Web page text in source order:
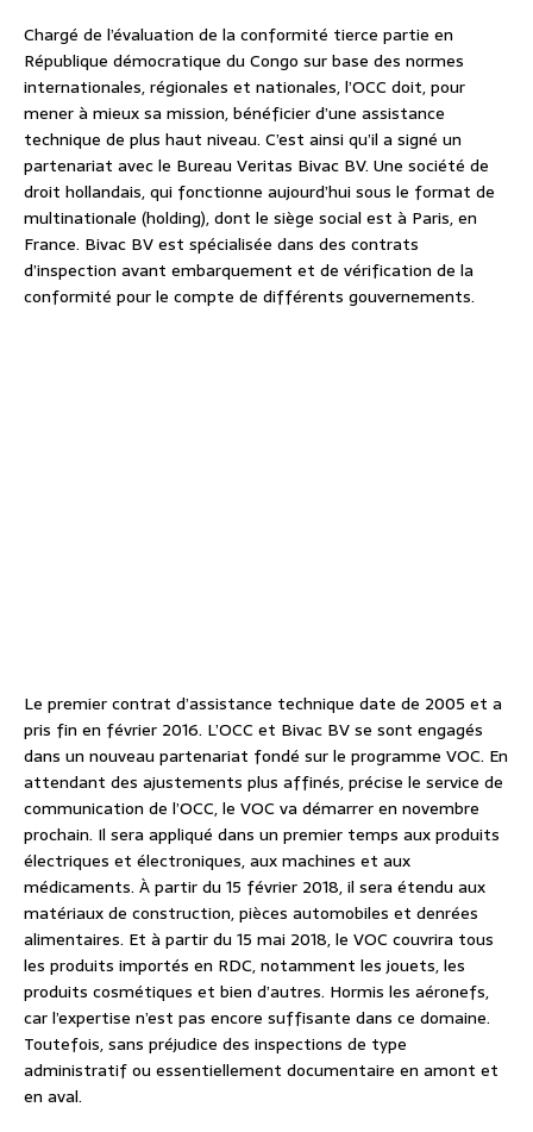
Chargé de l’évaluation de la conformité tierce partie en
République démocratique du Congo sur base des normes
internationales, régionales et nationales, l’OCC doit, pour
mener à mieux sa mission, bénéficier d’une assistance
technique de plus haut niveau. C’est ainsi qu’il a signé un
partenariat avec le Bureau Veritas Bivac BV. Une société de
droit hollandais, qui fonctionne aujourd’hui sous le format de
multinationale (holding), dont le siège social est à Paris, en
France. Bivac BV est spécialisée dans des contrats
d’inspection avant embarquement et de vérification de la
conformité pour le compte de différents gouvernements.
Le premier contrat d’assistance technique date de 2005 et a
pris fin en février 2016. L’OCC et Bivac BV se sont engagés
dans un nouveau partenariat fondé sur le programme VOC. En
attendant des ajustements plus affinés, précise le service de
communication de l’OCC, le VOC va démarrer en novembre
prochain. Il sera appliqué dans un premier temps aux produits
électriques et électroniques, aux machines et aux
médicaments. À partir du 15 février 2018, il sera étendu aux
matériaux de construction, pièces automobiles et denrées
alimentaires. Et à partir du 15 mai 2018, le VOC couvrira tous
les produits importés en RDC, notamment les jouets, les
produits cosmétiques et bien d’autres. Hormis les aéronefs,
car l’expertise n’est pas encore suffisante dans ce domaine.
Toutefois, sans préjudice des inspections de type
administratif ou essentiellement documentaire en amont et
en aval.